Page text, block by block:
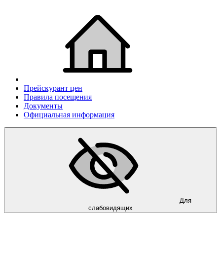
Прейскурант цен
Правила посещения
Документы
Официальная информация
Для
слабовидящих